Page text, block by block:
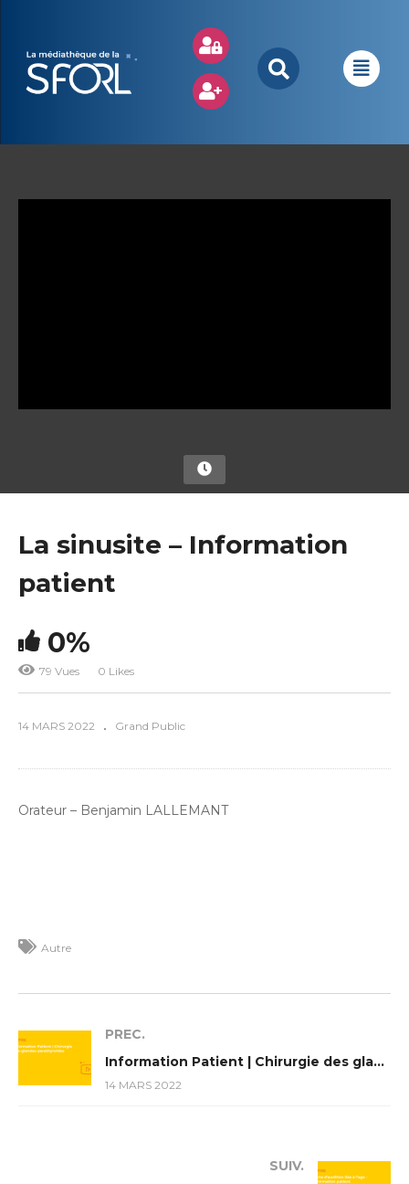
La sinusite – Information
patient
0%
79 Vues 0 Likes
14 MARS 2022 Grand Public
Orateur – Benjamin LALLEMANT
Autre
PREC.
Information Patient | Chirurgie des glandes parathyroïdes
14 MARS 2022
SUIV.